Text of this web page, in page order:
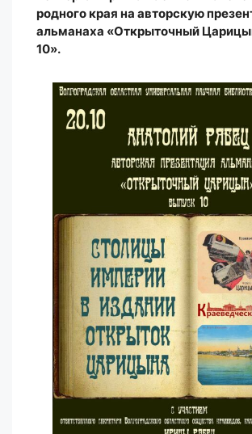
родного края на авторскую
альманаха «Открыточный
10».